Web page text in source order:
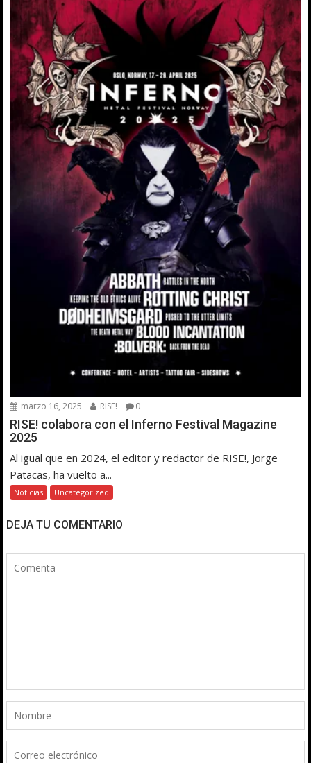
marzo 16, 2025 RISE! 0
RISE! colabora con el Inferno Festival Magazine
2025
Al igual que en 2024, el editor y redactor de RISE!, Jorge
Patacas, ha vuelto a...
Noticias Uncategorized
DEJA TU COMENTARIO